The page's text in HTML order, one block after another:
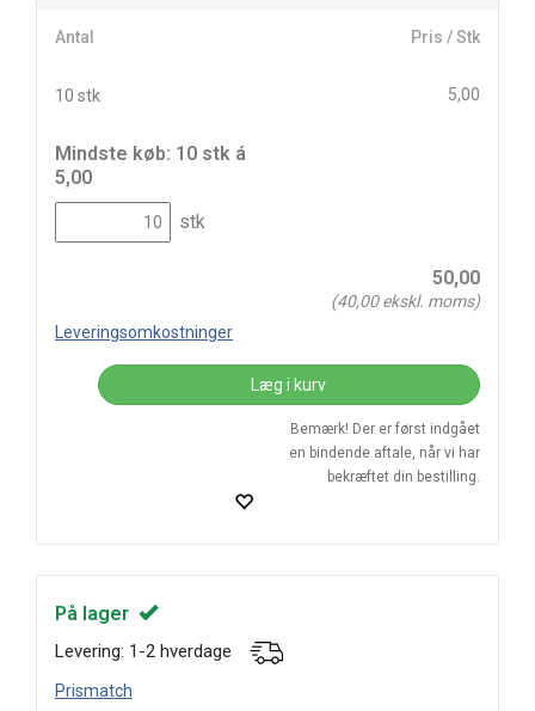
Antal Pris / Stk
10 stk 5,00
Mindste køb: 10 stk á
5,00
stk
50,00
(40,00ekskl. moms)
Leveringsomkostninger
Læg i kurv
Bemærk! Der er først indgået
en bindende aftale, når vi har
bekræftet din bestilling.
På lager
Levering: 1-2 hverdage
Prismatch